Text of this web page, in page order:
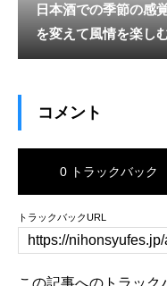
日本酒での季節の感
を変えて風情を楽し
コメント
0 トラックバック
トラックバックURL